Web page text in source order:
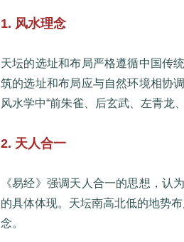
1. 风水理念
天坛的选址和布局严格遵循中国传
筑的选址和布局应与自然环境相协
风水学中“前朱雀、后玄武、左青龙
2. 天人合一
《易经》强调天人合一的思想，认
的具体体现。天坛南高北低的地势
念。